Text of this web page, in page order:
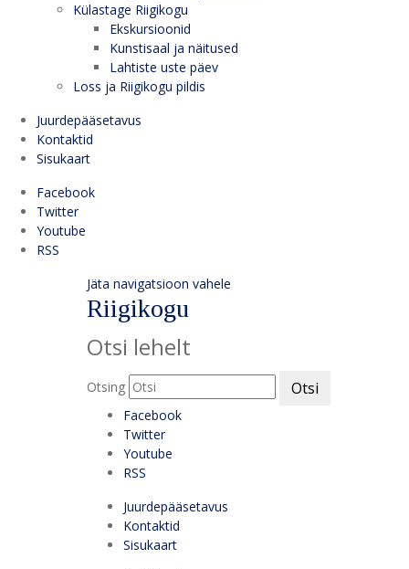
Külastage Riigikogu
Ekskursioonid
Kunstisaal ja näitused
Lahtiste uste päev
Loss ja Riigikogu pildis
Juurdepääsetavus
Kontaktid
Sisukaart
Facebook
Twitter
Youtube
RSS
Jäta navigatsioon vahele
Riigikogu
Otsi lehelt
Otsing Otsi
Facebook
Twitter
Youtube
RSS
Juurdepääsetavus
Kontaktid
Sisukaart